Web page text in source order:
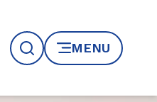
RechercheMENU